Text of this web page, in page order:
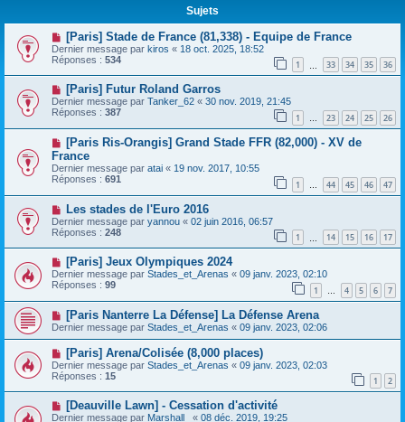
Sujets
[Paris] Stade de France (81,338) - Equipe de France
Dernier message par kiros « 18 oct. 2025, 18:52
Réponses : 534 1 33 34 35 36
[Paris] Futur Roland Garros
Dernier message par Tanker_62 « 30 nov. 2019, 21:45
Réponses : 387 1 … 23 24 25 26
[Paris Ris-Orangis] Grand Stade FFR (82,000) - XV de
France
Dernier message par atai « 19 nov. 2017, 10:55
Réponses : 691 1 … 44 45 46 47
Les stades de l'Euro 2016
Dernier message par yannou « 02 juin 2016, 06:57
Réponses : 248 1 14 15 16 17
[Paris] Jeux Olympiques 2024
Dernier message par Stades_et_Arenas « 09 janv. 2023, 02:10
Réponses : 99 1 … 4 5 6 7
[Paris Nanterre La Défense] La Défense Arena
Dernier message par Stades_et_Arenas « 09 janv. 2023, 02:06
[Paris] Arena/Colisée (8,000 places)
Dernier message par Stades_et_Arenas « 09 janv. 2023, 02:03
Réponses : 15 1 2
[Deauville Lawn] - Cessation d'activité
Dernier message par Marshall_ « 08 déc. 2019, 19:25